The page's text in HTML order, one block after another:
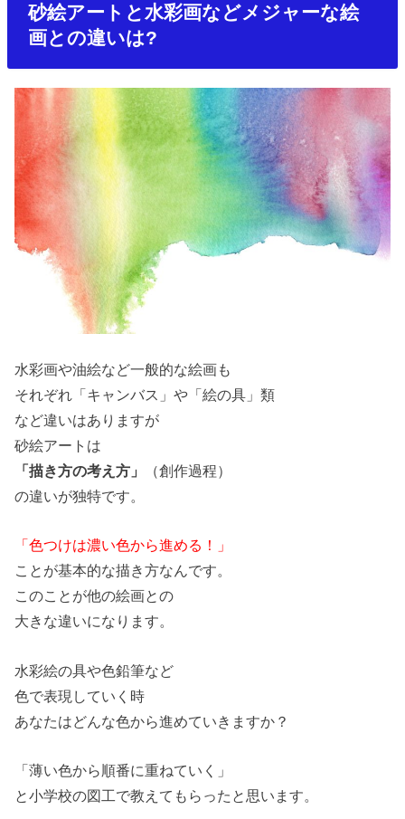
砂絵アートと水彩画などメジャーな絵
画との違いは?
水彩画や油絵など一般的な絵画も
それぞれ「キャンバス」や「絵の具」類
など違いはありますが
砂絵アートは
「描き方の考え方」
（創作過程）
の違いが独特です。
「色つけは濃い色から進める！」
ことが基本的な描き方なんです。
このことが他の絵画との
大きな違いになります。
水彩絵の具や色鉛筆など
色で表現していく時
あなたはどんな色から進めていきますか？
「薄い色から順番に重ねていく」
と小学校の図工で教えてもらったと思います。